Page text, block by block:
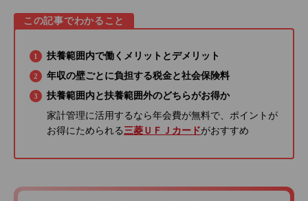
この記事でわかること
扶養範囲内で働くメリットとデメリット
年収の壁ごとに負担する税金と社会保険料
扶養範囲内と扶養範囲外のどちらがお得か
家計管理に活用するなら年会費が無料で、ポイントが
お得にためられる三菱ＵＦＪカードがおすすめ